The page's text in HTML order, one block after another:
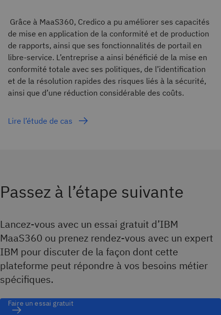
Grâce à MaaS360, Credico a pu améliorer ses capacités
de mise en application de la conformité et de production
de rapports, ainsi que ses fonctionnalités de portail en
libre-service. L’entreprise a ainsi bénéficié de la mise en
conformité totale avec ses politiques, de l’identification
et de la résolution rapides des risques liés à la sécurité,
ainsi que d’une réduction considérable des coûts.
Lire l’étude de cas
Passez à l’étape suivante
Lancez-vous avec un essai gratuit d’IBM
MaaS360 ou prenez rendez-vous avec un expert
IBM pour discuter de la façon dont cette
plateforme peut répondre à vos besoins métier
spécifiques.
Faire un essai gratuit